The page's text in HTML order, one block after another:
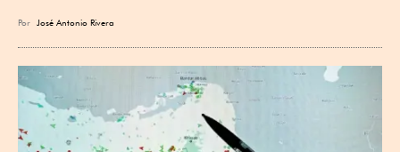
Por José Antonio Rivera